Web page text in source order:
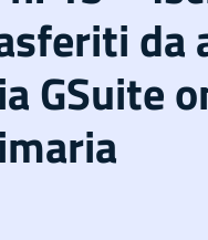
da
GSuite